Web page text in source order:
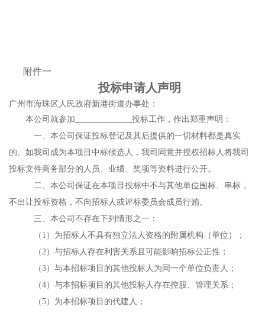
附件一
投标申请人声明
广州市海珠区人民政府新港街道办事处 ：
本公司就参加
投标工作，作出郑重声明：
一、本公司保证投标登记及其后提供的一切材料都是真实
的。如我司成为本项目中标候选人，我司同意并授权招标人将我司
投标文件商务部分的人员、业绩、奖项等资料进行公开。
二、本公司保证在本项目投标中不与其他单位围标、串标，
不出让投标资格，不向招标人或评标委员会成员行贿。
三、本公司不存在下列情形之一：
（ 1）为招标人不具有独立法人资格的附属机构（单位）；
（2）与招标人存在利害关系且可能影响招标公正性；
（3）与本招标项目的其他投标人为同一个单位负责人；
（4）与本招标项目的其他投标人存在控股、管理关系；
（5）为本招标项目的代建人；